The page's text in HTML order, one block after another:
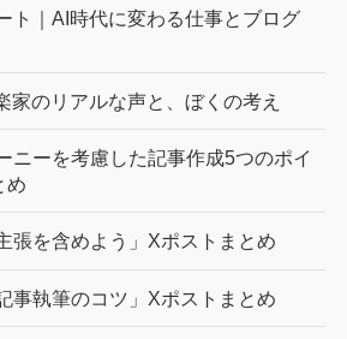
ト｜AI時代に変わる仕事とブログ
家のリアルな声と、ぼくの考え
ニーを考慮した記事作成5つのポイ
め
張を含めよう」Xポストまとめ
事執筆のコツ」Xポストまとめ